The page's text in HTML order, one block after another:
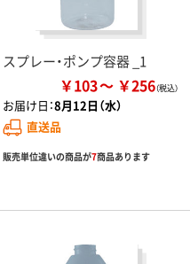
スプレー・ポンプ容器 _1
￥103 ￥256
お届け日：8月12日（水）
直送品
販売単位違いの商品が7商品あります